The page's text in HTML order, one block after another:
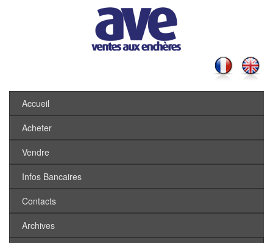
Accueil
Acheter
Vendre
Infos Bancaires
Contacts
Archives